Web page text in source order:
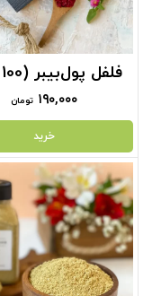
فلفل پول‌بیبر (100 گرم)
۱۹۰,۰۰۰ تومان
خرید